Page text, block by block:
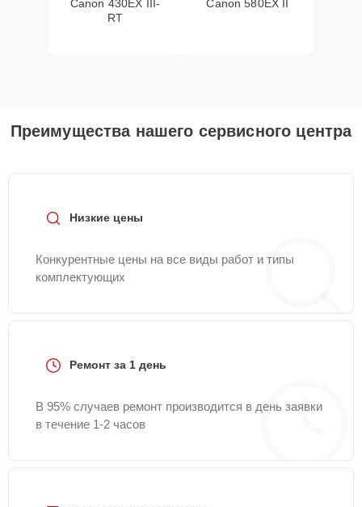
Canon 430EX III-
RT
Canon 580EX II
Преимущества нашего сервисного центра
Низкие цены
Конкурентные цены на все виды работ и типы
комплектующих
Ремонт за 1 день
В 95% случаев ремонт производится в день заявки
в течение 1-2 часов